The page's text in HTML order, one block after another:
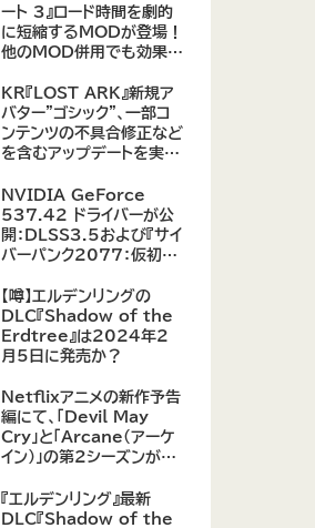
ート 3』ロード時間を劇的
に短縮するMODが登場！
他のMOD併用でも効果を
価
KR『LOST ARK』新規ア
バター"ゴシック"、一部コ
ンテンツの不具合修正など
を含むアップデートを実
NVIDIA GeForce
537.42 ドライバーが公
開：DLSS3.5および『サイ
バーパンク2077：仮初め
【噂】エルデンリングの
DLC『Shadow of the
Erdtree』は2024年2
月5日に発売か？
Netflixアニメの新作予告
編にて、「Devil May
Cry」と「Arcane（アーケ
イン）」の第2シーズンが紹
『エルデンリング』最新
DLC『Shadow of the